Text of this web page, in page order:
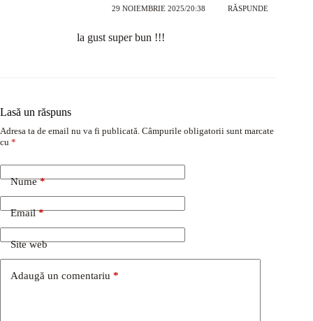
29 NOIEMBRIE 2025/20:38 RĂSPUNDE
la gust super bun !!!
Lasă un răspuns
Adresa ta de email nu va fi publicată. Câmpurile obligatorii sunt marcate
cu *
Nume*
Email*
Site web
Adaugă un comentariu *